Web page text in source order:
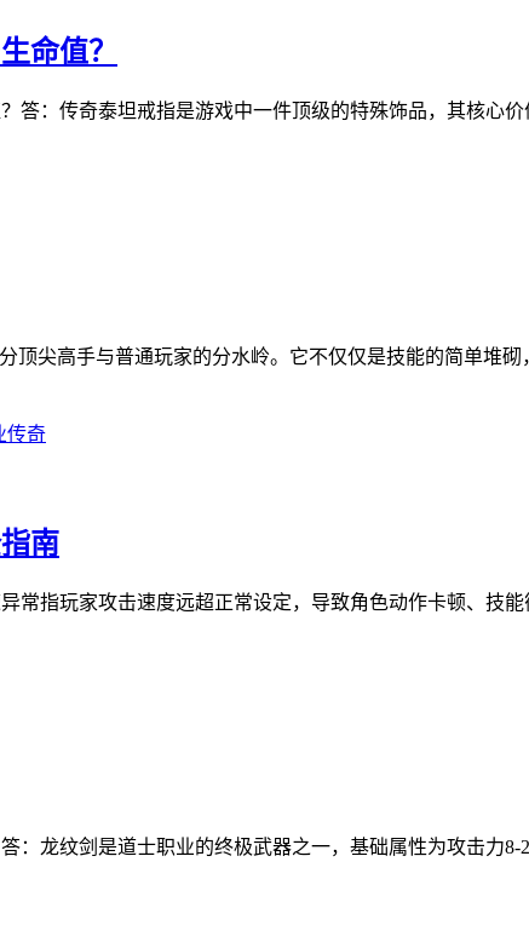
命值？
答：传奇泰坦戒指是游戏中一件顶级的特殊饰品，其核心
尖高手与普通玩家的分水岭。它不仅仅是技能的简单堆
传奇
南
指玩家攻击速度远超正常设定，导致角色动作卡顿、技
龙纹剑是道士职业的终极武器之一，基础属性为攻击力8-